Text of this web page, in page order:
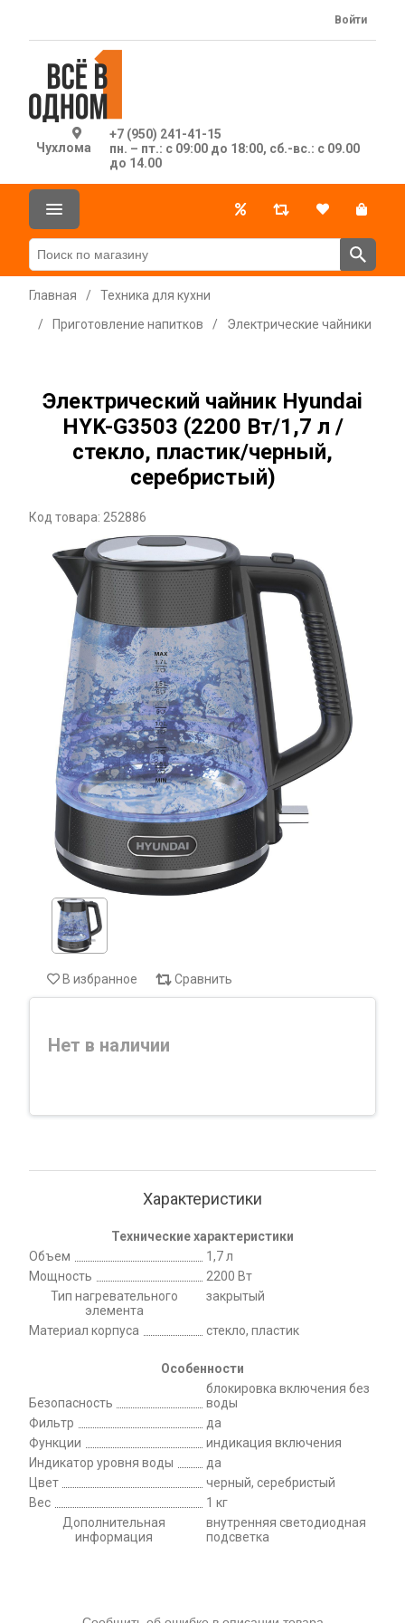
Чухлома
+7 (950) 241-41-15
пн. – пт.: с 09:00 до 18:00, сб.-вс.: с 09.00
до 14.00
Войти
Главная /
Техника для кухни
/
Приготовление напитков / Электрические чайники
Электрический чайник Hyundai
HYK-G3503 (2200 Вт/1,7 л /
стекло, пластик/черный,
серебристый)
Код товара: 252886
В избранное Сравнить
Нет в наличии
Характеристики
Технические характеристики
Объем
1,7 л
Мощность
2200 Вт
Тип нагревательного
элемента
закрытый
Материал корпуса стекло, пластик
Особенности
Безопасность
блокировка включения без
воды
Фильтр
да
Функции
индикация включения
Индикатор уровня воды
да
Цвет
черный, серебристый
Вес
1 кг
Дополнительная
информация
внутренняя светодиодная
подсветка